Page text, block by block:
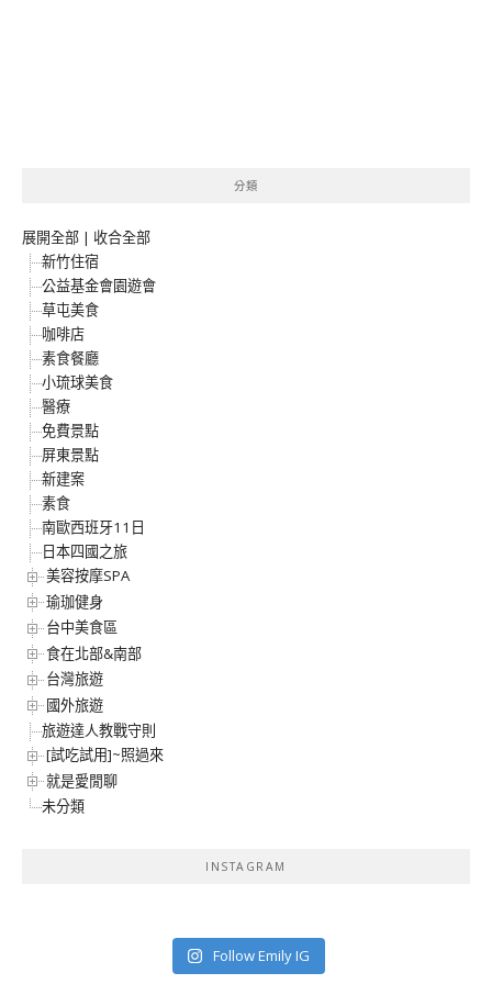
分類
展開全部 | 收合全部
新竹住宿
公益基金會園遊會
草屯美食
咖啡店
素食餐廳
小琉球美食
醫療
免費景點
屏東景點
新建案
素食
南歐西班牙11日
日本四國之旅
美容按摩SPA
瑜珈健身
台中美食區
食在北部&南部
台灣旅遊
國外旅遊
旅遊達人教戰守則
[試吃試用]~照過來
就是愛閒聊
未分類
INSTAGRAM
Follow Emily IG